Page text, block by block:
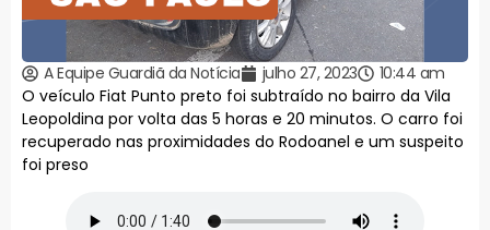
A Equipe Guardiã da Notícia julho 27, 2023
10:44 am
O veículo Fiat Punto preto foi subtraído no bairro da Vila
Leopoldina por volta das 5 horas e 20 minutos. O carro foi
recuperado nas proximidades do Rodoanel e um suspeito
foi preso